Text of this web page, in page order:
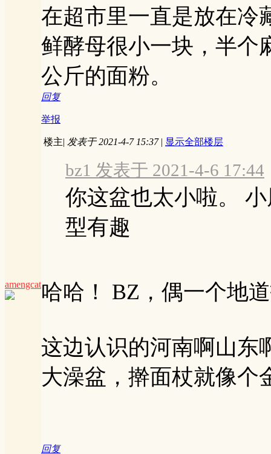
在超市里一直是放在冷
鲜酵母很小一块，半个
公斤的面粉。
回复
举报
amengcat
楼主| 发表于 2021-4-7 15:37 | 显示全部楼层
bz1 发表于 2021-4-6 17:44
你这盆也太小啦。
型有趣
哈哈！ BZ，偶一个地
这边认识的河南啊山东
大澡盆，擀面杖就像个
回复